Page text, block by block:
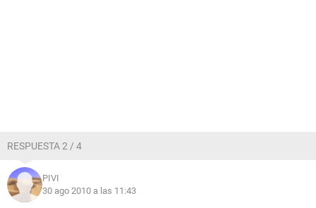
RESPUESTA 2 / 4
PIVI
30 ago 2010 a las 11:43